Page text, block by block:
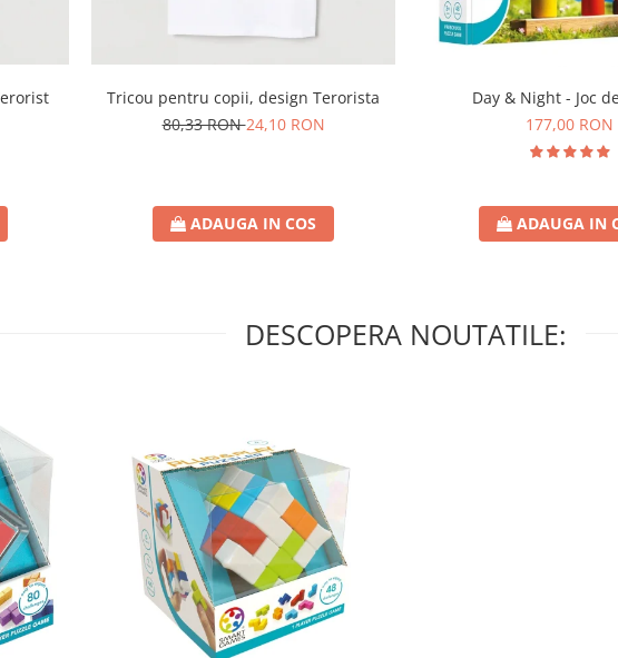
Tricou pentru copii, design Terorista
80,33 RON24,10 RON
ADAUGA IN COS
Day & Night - Joc
177,00 RON
ADAUGA IN
DESCOPERA NOUTATILE: